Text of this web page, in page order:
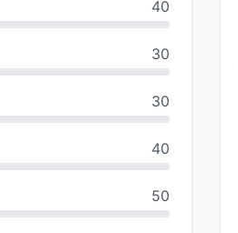
40
30
30
40
50